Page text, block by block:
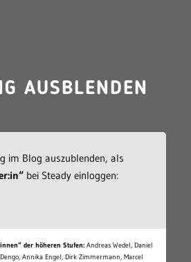
AUSBLENDEN
im Blog auszublenden, als
bei Steady einloggen:
der höheren Stufen: Andreas Wedel, Daniel
Annika Engel, Dirk Zimmermann, Marcel